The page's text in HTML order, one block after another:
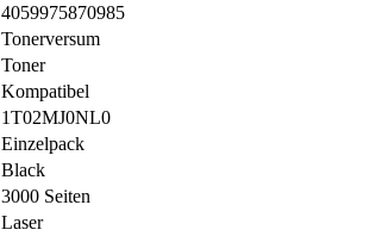
4059975870985
Tonerversum
Toner
Kompatibel
1T02MJ0NL0
Einzelpack
Black
3000 Seiten
Laser